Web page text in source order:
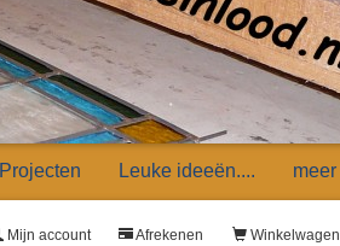
Projecten Leuke ideeën.... meer
Winkelwagen
Afrekenen
Mijn account